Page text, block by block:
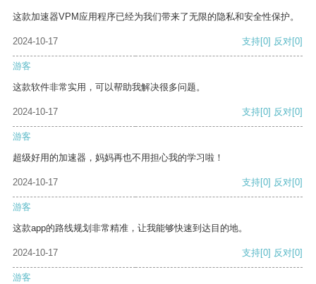
这款加速器VPM应用程序已经为我们带来了无限的隐私和安全性保护。
2024-10-17 支持[0] 反对[0]
游客
这款软件非常实用，可以帮助我解决很多问题。
2024-10-17 支持[0] 反对[0]
游客
超级好用的加速器，妈妈再也不用担心我的学习啦！
2024-10-17 支持[0] 反对[0]
游客
这款app的路线规划非常精准，让我能够快速到达目的地。
2024-10-17 支持[0] 反对[0]
游客